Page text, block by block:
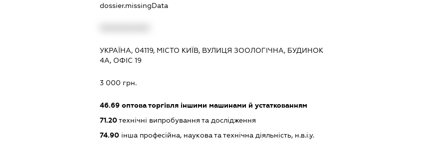
dossier.missingData
УКРАЇНА, 04119, МІСТО КИЇВ, ВУЛИЦЯ ЗООЛОГІЧНА, БУДИНОК
4А, ОФІС 19
3 000 грн.
46.69 оптова торгівля іншими машинами й устаткованням
71.20технічні випробування та дослідження
74.90 інша професійна, наукова та технічна діяльність, н.в.і.у.